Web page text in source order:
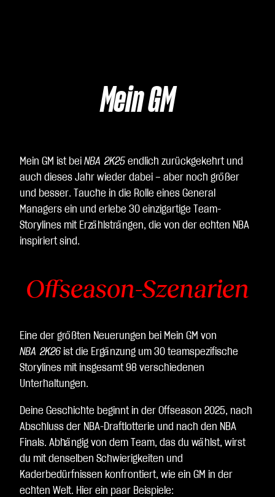
Mein GM
Mein GM ist bei NBA 2K25 endlich zurückgekehrt und
auch dieses Jahr wieder dabei – aber noch größer
und besser. Tauche in die Rolle eines General
Managers ein und erlebe 30 einzigartige Team-
Storylines mit Erzählsträngen, die von der echten NBA
inspiriert sind.
Offseason-Szenarien
Eine der größten Neuerungen bei Mein GM von
NBA 2K26 ist die Ergänzung um 30 teamspezifische
Storylines mit insgesamt 98 verschiedenen
Unterhaltungen.
Deine Geschichte beginnt in der Offseason 2025, nach
Abschluss der NBA-Draftlotterie und nach den NBA
Finals. Abhängig von dem Team, das du wählst, wirst
du mit denselben Schwierigkeiten und
Kaderbedürfnissen konfrontiert, wie ein GM in der
echten Welt. Hier ein paar Beispiele: